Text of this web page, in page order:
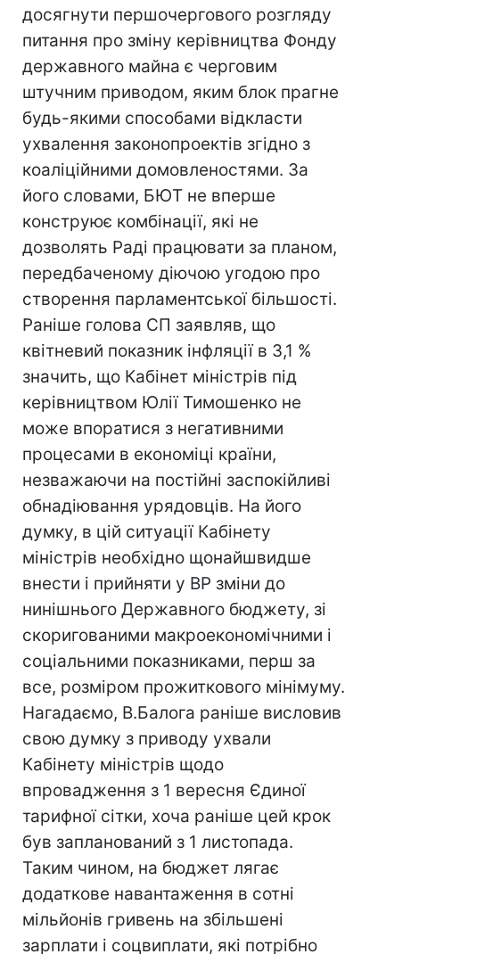
досягнути першочергового розгляду
питання про зміну керівництва Фонду
державного майна є черговим
штучним приводом, яким блок прагне
будь-якими способами відкласти
ухвалення законопроектів згідно з
коаліційними домовленостями. За
його словами, БЮТ не вперше
конструює комбінації, які не
дозволять Раді працювати за планом,
передбаченому діючою угодою про
створення парламентської більшості.
Раніше голова СП заявляв, що
квітневий показник інфляції в 3,1 %
значить, що Кабінет міністрів під
керівництвом Юлії Тимошенко не
може впоратися з негативними
процесами в економіці країни,
незважаючи на постійні заспокійливі
обнадіювання урядовців. На його
думку, в цій ситуації Кабінету
міністрів необхідно щонайшвидше
внести і прийняти у ВР зміни до
нинішнього Державного бюджету, зі
скоригованими макроекономічними і
соціальними показниками, перш за
все, розміром прожиткового мінімуму.
Нагадаємо, В.Балога раніше висловив
свою думку з приводу ухвали
Кабінету міністрів щодо
впровадження з 1 вересня Єдиної
тарифної сітки, хоча раніше цей крок
був запланований з 1 листопада.
Таким чином, на бюджет лягає
додаткове навантаження в сотні
мільйонів гривень на збільшені
зарплати і соцвиплати, які потрібно